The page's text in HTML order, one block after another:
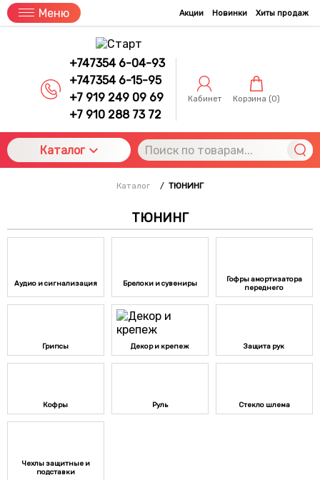
Меню Акции Новинки Хиты продаж
+747354 6-04-93
+747354 6-15-95
+7 919 249 09 69
+7 910 288 73 72
Кабинет Корзина (0)
Каталог
Каталог / ТЮНИНГ
ТЮНИНГ
Аудио и сигнализация Брелоки и сувениры
Гофры амортизатора
переднего
Грипсы Декор и крепеж Защита рук
Кофры Руль Стекло шлема
Чехлы защитные и
подставки